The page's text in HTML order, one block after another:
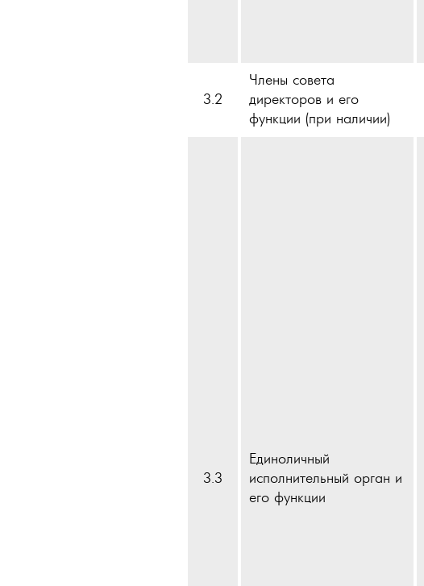
3.2
Члены совета
директоров и его
функции (при наличии)
3.3
Единоличный
исполнительный орган и
его функции